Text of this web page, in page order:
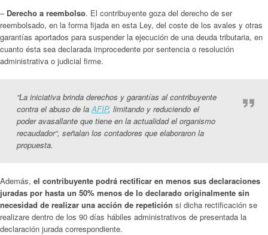
– Derecho a reembolso. El contribuyente goza del derecho de ser
reembolsado, en la forma fijada en esta Ley, del coste de los avales y otras
garantías aportados para suspender la ejecución de una deuda tributaria, en
cuanto ésta sea declarada improcedente por sentencia o resolución
administrativa o judicial firme.
“La iniciativa brinda derechos y garantías al contribuyente
contra el abuso de la AFIP, limitando y reduciendo el
poder avasallante que tiene en la actualidad el organismo
recaudador“, señalan los contadores que elaboraron la
propuesta.
Además, el contribuyente podrá rectificar en menos sus declaraciones
juradas por hasta un 50% menos de lo declarado originalmente sin
necesidad de realizar una acción de repetición si dicha rectificación se
realizare dentro de los 90 días hábiles administrativos de presentada la
declaración jurada correspondiente.